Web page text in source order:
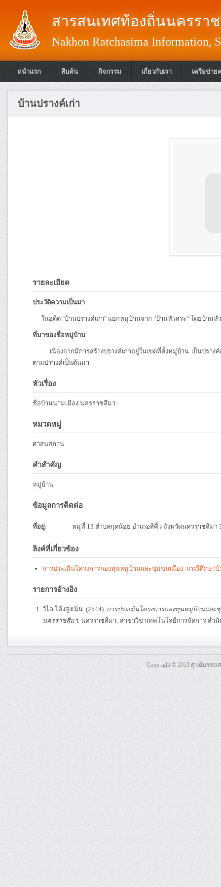
สารสนเทศท้องถิ่นนครรา
Nakhon Ratchasima Information,
หน้าแรก สืบค้น กิจกรรม เกี่ยวกับเรา เครือข่าย
บ้านปรางค์เก่า
รายละเอียด
ประวัติความเป็นมา
ในอดีต "บ้านปรางค์เก่า" แยกหมู่บ้านจาก "บ้านหัวสระ" โดยบ้าน
ที่มาของชื่อหมู่บ้าน
เนื่องจากมีการสร้างปรางค์เก่าอยู่ในเขตที่ตั้งหมู่บ้าน เป็นปรา
ตามปรางค์เป็นต้นมา
หัวเรื่อง
ชื่อบ้านนามเมือง นครราชสีมา
หมวดหมู่
ศาสนสถาน
คำสำคัญ
หมู่บ้าน
ข้อมูลการติดต่อ
ที่อยู่: หมู่ที่ 13 ตำบลกุดน้อย อำเภอสีคิ้ว จังหวัดนครราชสีมา
ลิงค์ที่เกี่ยวข้อง
การประเมินโครงการกองทุนหมู่บ้านและชุมชนเมือง: กรณีศึกษา
รายการอ้างอิง
วิไล โต้งสูงเนิน. (2544). การประเมินโครงการกองทุนหมู่บ้านและ
นครราชสีมา. นครราชสีมา: สาขาวิชาเทคโนโลยีการจัดการ สำ
Copyright © 2013 ศูนย์บรร